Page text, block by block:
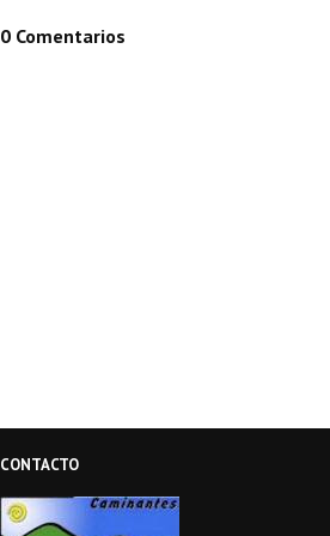
0 Comentarios
CONTACTO